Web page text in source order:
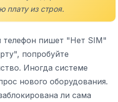
плату из строя.
телефон пишет "Нет SIM"
попробуйте
Иногда системе
нового оборудования.
ли сама